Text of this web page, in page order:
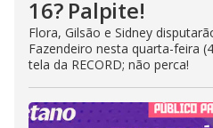
16? Palpite!
Flora, Gilsão e Sidney
Fazendeiro nesta quarta-feira
tela da RECORD; não perca!